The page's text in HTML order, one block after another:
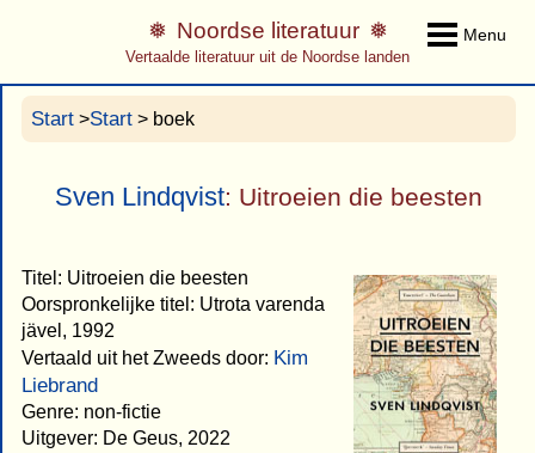
Menu
Noordse literatuur
Vertaalde literatuur uit de Noordse landen
Start >Start > boek
Sven Lindqvist: Uitroeien die beesten
Titel: Uitroeien die beesten
Oorspronkelijke titel: Utrota varenda
jävel, 1992
Vertaald uit het Zweeds door: Kim
Liebrand
Genre: non-fictie
Uitgever: De Geus, 2022